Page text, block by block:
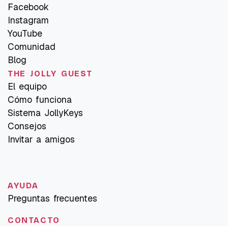
Facebook
Instagram
YouTube
Comunidad
Blog
THE JOLLY GUEST
El equipo
Cómo funciona
Sistema JollyKeys
Consejos
Invitar a amigos
AYUDA
Preguntas frecuentes
CONTACTO